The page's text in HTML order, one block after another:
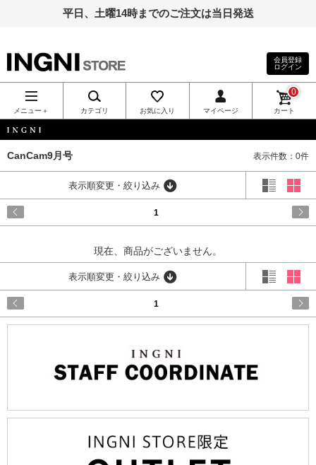
平日、土曜14時までのご注文は当日発送
INGNI（イン
グ）公式通
販｜INGNI
STORE
会員登録
ログイン
メニュー＋ カテゴリ お気に入り マイページ カート
0
CanCam9月号 表示件数：0件
表示順変更・絞り込み
1
現在、商品がございません。
表示順変更・絞り込み
1